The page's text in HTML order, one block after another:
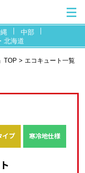
中部
北海道
TOP > エコキュート一覧
イプ 寒冷地仕様